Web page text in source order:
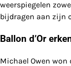
weerspiegelen
bijdragen aan zijn
Ballon d’Or
Michael Owen won